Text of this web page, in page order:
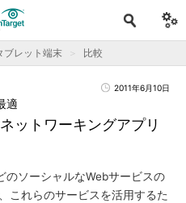
ブレット端末 比較
2011年6月10日
ットワーキングアプリ
適
ソーシャルなWebサービスの
これらのサービスを活用するた